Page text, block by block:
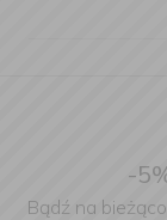
-
Bądź na